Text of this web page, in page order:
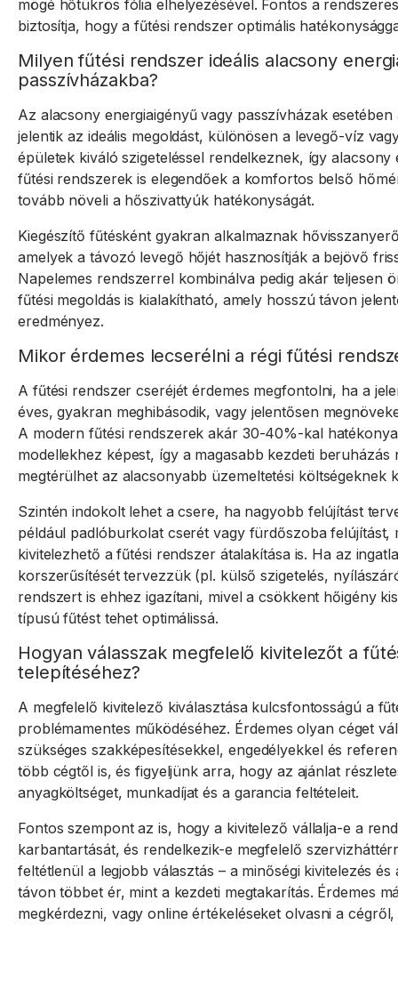
mögé hőtükrös fólia elhelyezésével. Fontos a
biztosítja, hogy a fűtési rendszer optimális
Milyen fűtési rendszer ideális alacsony
passzívházakba?
Az alacsony energiaigényű vagy passzívházak
jelentik az ideális megoldást, különösen a levegő-víz
épületek kiváló szigeteléssel rendelkeznek, így
fűtési rendszerek is elegendőek a komfortos belső
tovább növeli a hőszivattyúk hatékonyságát.
Kiegészítő fűtésként gyakran alkalmaznak
amelyek a távozó levegő hőjét hasznosítják a bejövő
Napelemes rendszerrel kombinálva pedig akár teljesen
fűtési megoldás is kialakítható, amely hosszú távon
eredményez.
Mikor érdemes lecserélni a régi fűtési
A fűtési rendszer cseréjét érdemes megfontolni, ha a
éves, gyakran meghibásodik, vagy jelentősen
A modern fűtési rendszerek akár 30-40%-kal
modellekhez képest, így a magasabb kezdeti beruházás
megtérülhet az alacsonyabb üzemeltetési költségeknek
Szintén indokolt lehet a csere, ha nagyobb felújítást
például padlóburkolat cserét vagy fürdőszoba
kivitelezhető a fűtési rendszer átalakítása is. Ha az
korszerűsítését tervezzük (pl. külső szigetelés,
rendszert is ehhez igazítani, mivel a csökkent hőigény
típusú fűtést tehet optimálissá.
Hogyan válasszak megfelelő kivitelezőt a
telepítéséhez?
A megfelelő kivitelező kiválasztása kulcsfontosságú a
problémamentes működéséhez. Érdemes olyan céget
szükséges szakképesítésekkel, engedélyekkel és
több cégtől is, és figyeljünk arra, hogy az ajánlat
anyagköltséget, munkadíjat és a garancia feltételeit.
Fontos szempont az is, hogy a kivitelező vállalja-e a
karbantartását, és rendelkezik-e megfelelő
feltétlenül a legjobb választás – a minőségi kivitelezés
távon többet ér, mint a kezdeti megtakarítás. Érdemes
megkérdezni, vagy online értékeléseket olvasni a